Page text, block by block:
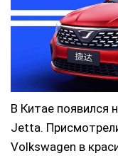
В Китае появился
Jetta.
Volkswagen в